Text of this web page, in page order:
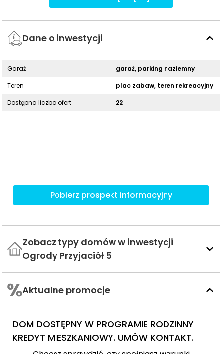
Dane o inwestycji
Garaż
garaż, parking naziemny
Teren
plac zabaw, teren rekreacyjny
Dostępna liczba ofert
22
Pobierz prospekt informacyjny
Zobacz typy domów w inwestycji
Ogrody Przyjaciół 5
Aktualne promocje
DOM DOSTĘPNY W PROGRAMIE RODZINNY
KREDYT MIESZKANIOWY. UMÓW KONTAKT.